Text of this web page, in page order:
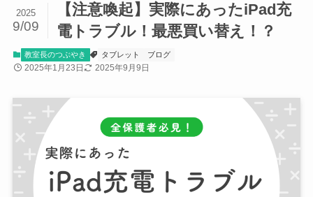
【注意喚起】実際にあったiPad充
電トラブル！最悪買い替え！？
2025
9/09
教室長のつぶやき タブレット ブログ
2025年1月23日 2025年9月9日